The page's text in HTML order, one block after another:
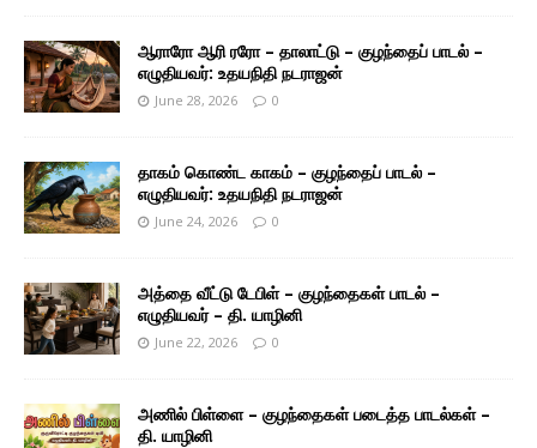
ஆராரோ ஆரி ரரோ – தாலாட்டு – குழந்தைப் பாடல் –
எழுதியவர்: உதயநிதி நடராஜன்
June 28, 2026 0
தாகம் கொண்ட காகம் – குழந்தைப் பாடல் –
எழுதியவர்: உதயநிதி நடராஜன்
June 24, 2026 0
அத்தை வீட்டு டேபிள் – குழந்தைகள் பாடல் –
எழுதியவர் – தி. யாழினி
June 22, 2026 0
அணில் பிள்ளை – குழந்தைகள் படைத்த பாடல்கள் –
தி. யாழினி